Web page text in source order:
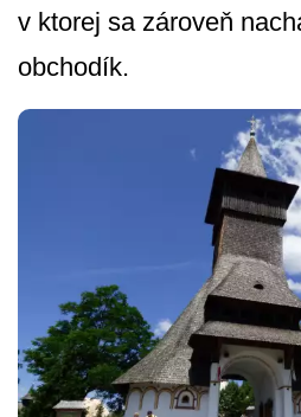
v ktorej sa zároveň
obchodík.